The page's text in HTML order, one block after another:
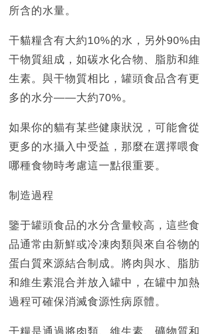
所含的水量。
干貓糧含有大約10%的水，另外90%由
干物質組成，如碳水化合物、脂肪和維
生素。與干物質相比，罐頭食品含有更
多的水分——大約70%。
如果你的貓有某些健康狀況，可能會從
更多的水攝入中受益，那麼在選擇喂食
哪種食物時考慮這一點很重要。
制造過程
鑒于罐頭食品的水分含量較高，這些食
品通常由新鮮或冷凍肉類與來自谷物的
蛋白質來源結合制成。將肉與水、脂肪
和維生素混合并放入罐中，在罐中加熱
過程可確保消滅食源性病原體。
干糧是通過將肉類、維生素、礦物質和